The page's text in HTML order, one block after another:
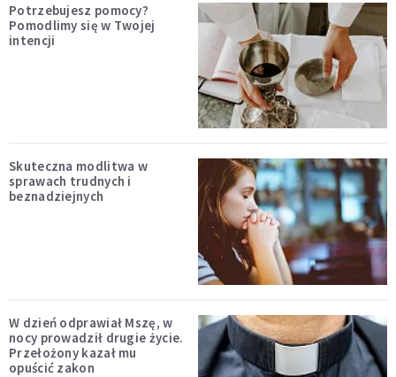
Potrzebujesz pomocy?
Pomodlimy się w Twojej
intencji
Skuteczna modlitwa w
sprawach trudnych i
beznadziejnych
W dzień odprawiał Mszę, w
nocy prowadził drugie życie.
Przełożony kazał mu
opuścić zakon